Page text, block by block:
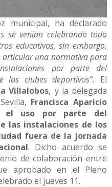
municipal, ha declarado
se venían celebrando todo
educativos, sin embargo,
una normativa para
por parte del
clubes deportivos”. El
Villalobos, y la delegada
Francisca Aparicio
el uso por parte del
las instalaciones de los
fuera de la jornada
. Dicho acuerdo se
de colaboración entre
aprobado en el Pleno
el jueves 11.